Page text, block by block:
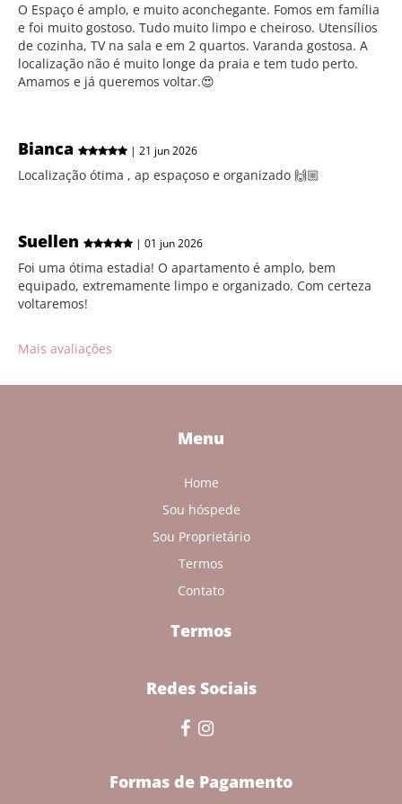
O Espaço é amplo, e muito aconchegante. Fomos em família
e foi muito gostoso. Tudo muito limpo e cheiroso. Utensílios
de cozinha, TV na sala e em 2 quartos. Varanda gostosa. A
localização não é muito longe da praia e tem tudo perto.
Amamos e já queremos voltar.😍
Bianca | 21 jun 2026
Localização ótima , ap espaçoso e organizado 🙌🏼
Suellen | 01 jun 2026
Foi uma ótima estadia! O apartamento é amplo, bem
equipado, extremamente limpo e organizado. Com certeza
voltaremos!
Mais avaliações
Menu
Home
Sou hóspede
Sou Proprietário
Termos
Contato
Termos
Redes Sociais
Formas de Pagamento